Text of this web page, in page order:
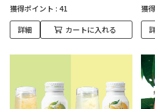
獲得ポイント : 41
詳細 カートに入れる
獲